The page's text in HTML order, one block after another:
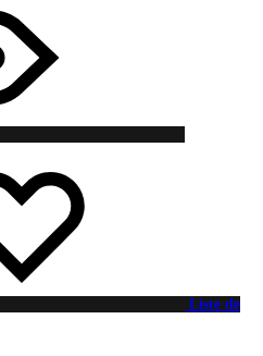
Liste de